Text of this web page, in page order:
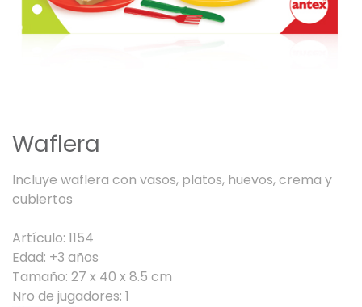
Waflera
Incluye waflera con vasos, platos, huevos, crema y
cubiertos
Artículo: 1154
Edad: +3 años
Tamaño: 27 x 40 x 8.5 cm
Nro de jugadores: 1